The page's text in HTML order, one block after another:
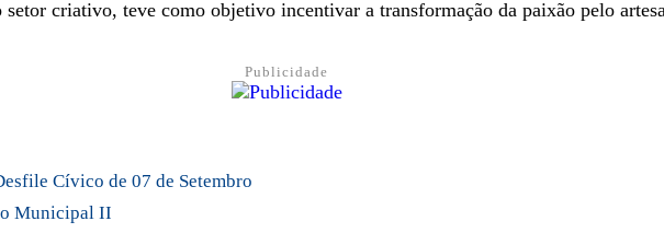
criativo, teve como objetivo incentivar a transformação da paixão pelo
Publicidade
Cívico de 07 de Setembro
Municipal II